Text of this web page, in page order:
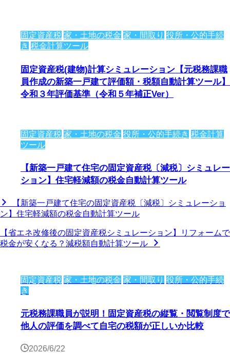
固定資産税 家・土地の税金 家・間取り 役所・公的手続
き 税金計算ツール
固定資産税(建物)計算シミュレーション【元税務課職
員作成の新築一戸建て評価額・税額自動計算ツール】
令和３年評価基準（令和５年補正Ver）
固定資産税 家・土地の税金 役所・公的手続き 税金計算
ツール
【新築一戸建て住宅の固定資産税〔減税〕シミュレー
ション】住宅軽減額の税金自動計算ツール
【新築一戸建て住宅の固定資産税〔減税〕シミュレーショ
ン】住宅軽減額の税金自動計算ツール
【省エネ改修後の固定資産税シミュレーション】リフォームで
税金が安くなる？減税額自動計算ツール
固定資産税 家・土地の税金 家・間取り 役所・公的手続
き
元税務課職員が説明！固定資産税の縦覧・閲覧制度で
他人の評価を調べて自宅の税額が正しいか比較
2026/6/22